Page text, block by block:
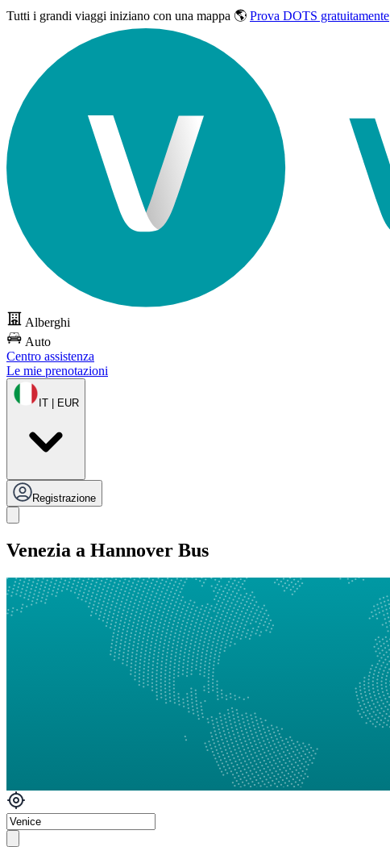
Tutti i grandi viaggi iniziano con una mappa 🌎 Prova DOTS gratuitamente
Alberghi
Auto
Centro assistenza
Le mie prenotazioni
IT | EUR
Registrazione
Venezia a Hannover Bus